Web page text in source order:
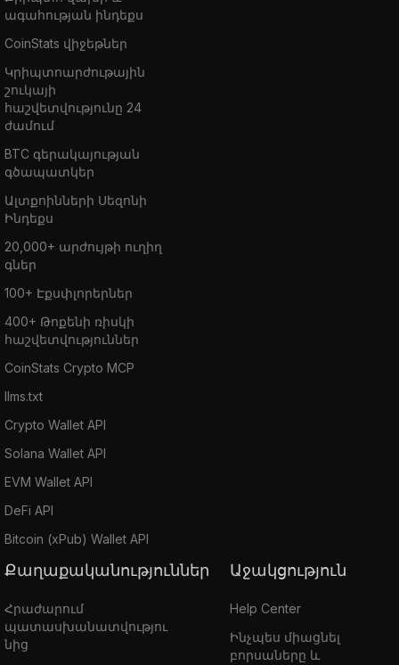
ագահության ինդեքս
CoinStats վիջեթներ
Կրիպտոարժութային
շուկայի
հաշվետվությունը 24
ժամում
BTC գերակայության
գծապատկեր
Ալտքոինների Սեզոնի
Ինդեքս
20,000+ արժույթի ուղիղ
գներ
100+ Էքսփլորերներ
400+ Թոքենի ռիսկի
հաշվետվություններ
CoinStats Crypto MCP
llms.txt
Crypto Wallet API
Solana Wallet API
EVM Wallet API
DeFi API
Bitcoin (xPub) Wallet API
Քաղաքականություններ
Հրաժարում
պատասխանատվությու
նից
Աջակցություն
Help Center
Ինչպես միացնել
բորսաները և